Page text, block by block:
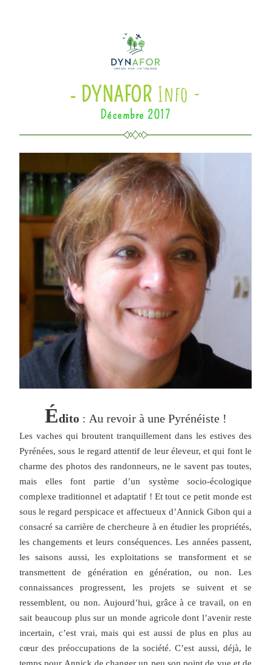
- DYNAFOR Info -
Décembre 2017
Édito : Au revoir à une Pyrénéiste !
Les vaches qui broutent tranquillement dans les estives des
Pyrénées, sous le regard attentif de leur éleveur, et qui font le
charme des photos des randonneurs, ne le savent pas toutes,
mais elles font partie d’un système socio-écologique
complexe traditionnel et adaptatif ! Et tout ce petit monde est
sous le regard perspicace et affectueux d’Annick Gibon qui a
consacré sa carrière de chercheure à en étudier les propriétés,
les changements et leurs conséquences. Les années passent,
les saisons aussi, les exploitations se transforment et se
transmettent de génération en génération, ou non. Les
connaissances progressent, les projets se suivent et se
ressemblent, ou non. Aujourd’hui, grâce à ce travail, on en
sait beaucoup plus sur un monde agricole dont l’avenir reste
incertain, c’est vrai, mais qui est aussi de plus en plus au
cœur des préoccupations de la société. C’est aussi, déjà, le